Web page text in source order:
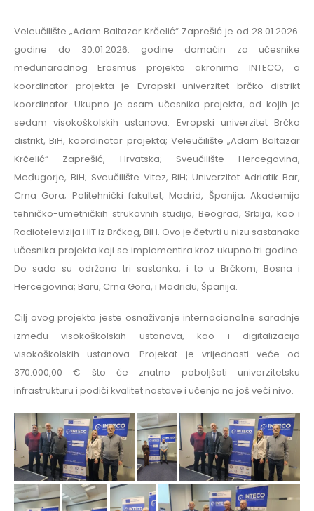
Veleučilište „Adam Baltazar Krčelić“ Zaprešić je od 28.01.2026.
godine do 30.01.2026. godine domaćin za učesnike
međunarodnog Erasmus projekta akronima INTECO, a
koordinator projekta je Evropski univerzitet brčko distrikt
koordinator. Ukupno je osam učesnika projekta, od kojih je
sedam visokoškolskih ustanova: Evropski univerzitet Brčko
distrikt, BiH, koordinator projekta; Veleučilište „Adam Baltazar
Krčelić“ Zaprešić, Hrvatska; Sveučilište Hercegovina,
Međugorje, BiH; Sveučilište Vitez, BiH; Univerzitet Adriatik Bar,
Crna Gora; Politehnički fakultet, Madrid, Španija; Akademija
tehničko-umetničkih strukovnih studija, Beograd, Srbija, kao i
Radiotelevizija HIT iz Brčkog, BiH. Ovo je četvrti u nizu sastanaka
učesnika projekta koji se implementira kroz ukupno tri godine.
Do sada su održana tri sastanka, i to u Brčkom, Bosna i
Hercegovina; Baru, Crna Gora, i Madridu, Španija.
Cilj ovog projekta jeste osnaživanje internacionalne saradnje
između visokoškolskih ustanova, kao i digitalizacija
visokoškolskih ustanova. Projekat je vrijednosti veće od
370.000,00 € što će znatno poboljšati univerzitetsku
infrastrukturu i podići kvalitet nastave i učenja na još veći nivo.